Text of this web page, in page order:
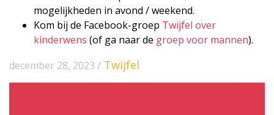
mogelijkheden in avond / weekend.
Kom bij de Facebook-groep Twijfel over
kinderwens (of ga naar de groep voor mannen).
december 28, 2023 / Twijfel